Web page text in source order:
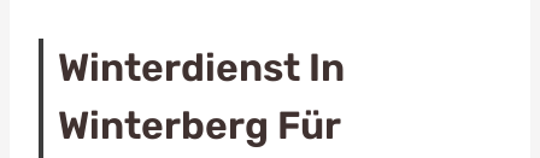
Winterdienst In
Winterberg Für